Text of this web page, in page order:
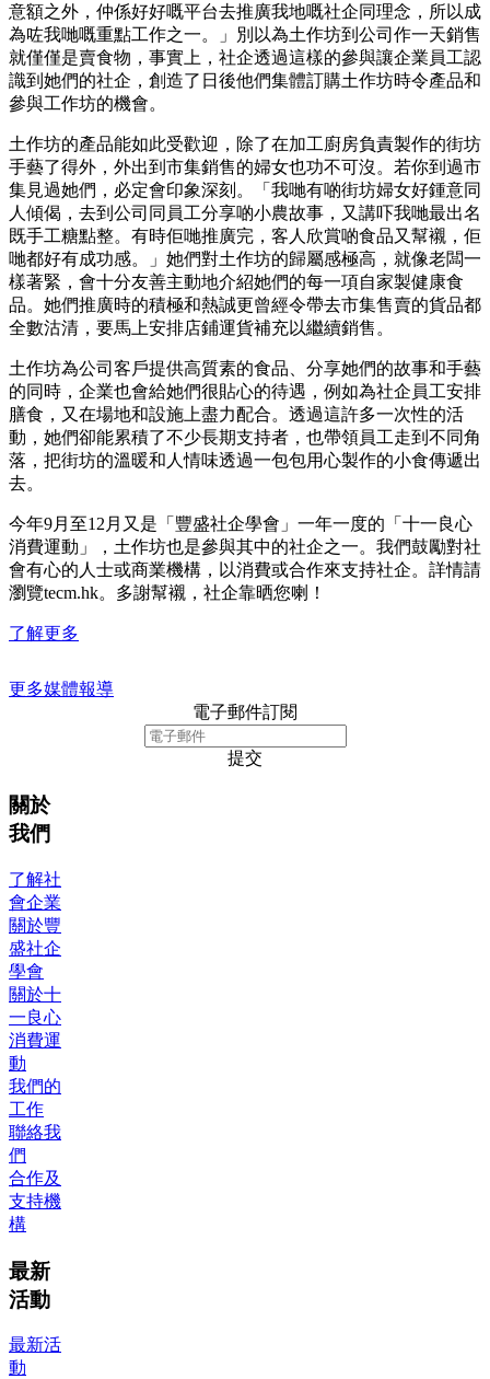
意額之外，仲係好好嘅平台去推廣我地嘅社企同理念，所以成
為咗我哋嘅重點工作之一。」別以為土作坊到公司作一天銷售
就僅僅是賣食物，事實上，社企透過這樣的參與讓企業員工認
識到她們的社企，創造了日後他們集體訂購土作坊時令產品和
參與工作坊的機會。
土作坊的產品能如此受歡迎，除了在加工廚房負責製作的街坊
手藝了得外，外出到市集銷售的婦女也功不可沒。若你到過市
集見過她們，必定會印象深刻。「我哋有啲街坊婦女好鍾意同
人傾偈，去到公司同員工分享啲小農故事，又講吓我哋最出名
既手工糖點整。有時佢哋推廣完，客人欣賞啲食品又幫襯，佢
哋都好有成功感。」她們對土作坊的歸屬感極高，就像老闆一
樣著緊，會十分友善主動地介紹她們的每一項自家製健康食
品。她們推廣時的積極和熱誠更曾經令帶去市集售賣的貨品都
全數沽清，要馬上安排店鋪運貨補充以繼續銷售。
土作坊為公司客戶提供高質素的食品、分享她們的故事和手藝
的同時，企業也會給她們很貼心的待遇，例如為社企員工安排
膳食，又在場地和設施上盡力配合。透過這許多一次性的活
動，她們卻能累積了不少長期支持者，也帶領員工走到不同角
落，把街坊的溫暖和人情味透過一包包用心製作的小食傳遞出
去。
今年9月至12月又是「豐盛社企學會」一年一度的「十一良心
消費運動」，土作坊也是參與其中的社企之一。我們鼓勵對社
會有心的人士或商業機構，以消費或合作來支持社企。詳情請
瀏覽tecm.hk。多謝幫襯，社企靠晒您喇！
了解更多
更多媒體報導
電子郵件訂閱
提交
關於
我們
了解社
會企業
關於豐
盛社企
學會
關於十
一良心
消費運
動
我們的
工作
聯絡我
們
合作及
支持機
構
最新
活動
最新活
動